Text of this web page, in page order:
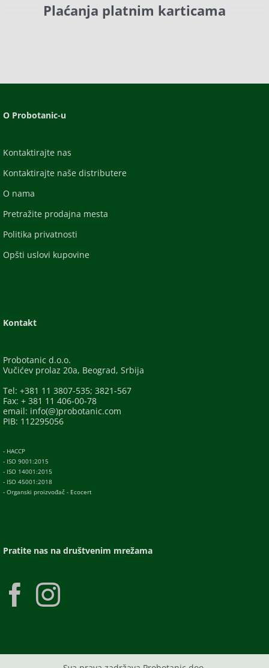
Plaćanja platnim karticama
O Probotanic-u
Kontaktirajte nas
Kontaktirajte naše distributere
O nama
Pretražite prodajna mesta
Politika privatnosti
Opšti uslovi kupovine
Kontakt
Probotanic d.o.o.
Vučićev prolaz 20a, Beograd, Srbija
Tel: +381 11 3807-535; 3821-567
Fax: + 381 11 406-00-78
email: info(@)probotanic.com
PIB: 112295056
- HACCP
- ISO 9001:2015
- ISO 14001:2015
- ISO 45001:2018
- Organski proizvođač - Ecocert
Pratite nas na društvenim mrežama